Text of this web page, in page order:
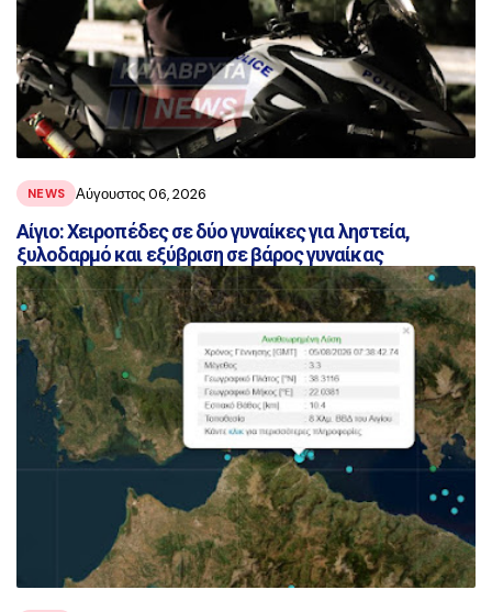
NEWS Αύγουστος 06, 2026
Αίγιο: Χειροπέδες σε δύο γυναίκες για ληστεία,
ξυλοδαρμό και εξύβριση σε βάρος γυναίκας